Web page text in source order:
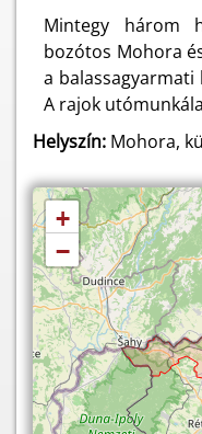
Mintegy három
bozótos Mohora
a
A rajok
Helyszín: Mohora,
+
−